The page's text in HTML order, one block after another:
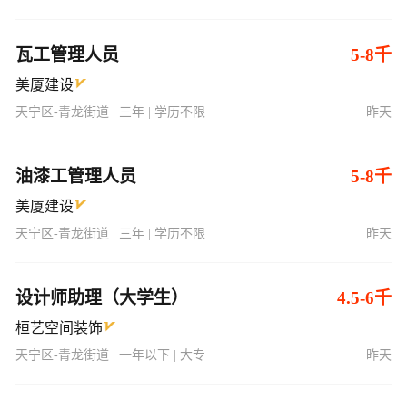
瓦工管理人员 5-8千
美厦建设
天宁区-青龙街道 | 三年 | 学历不限 昨天
油漆工管理人员 5-8千
美厦建设
天宁区-青龙街道 | 三年 | 学历不限 昨天
设计师助理（大学生） 4.5-6千
桓艺空间装饰
天宁区-青龙街道 | 一年以下 | 大专 昨天